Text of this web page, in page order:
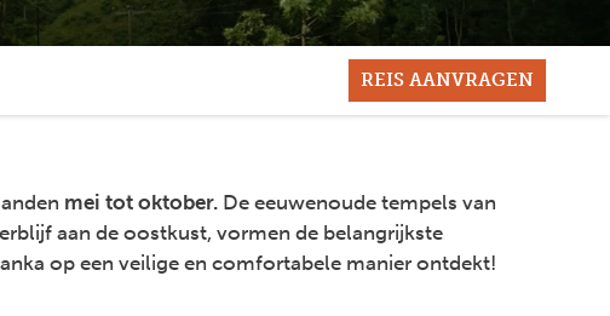
REIS AANVRAGEN
mei tot oktober. De eeuwenoude tempels van
aan de oostkust, vormen de belangrijkste
op een veilige en comfortabele manier ontdekt!